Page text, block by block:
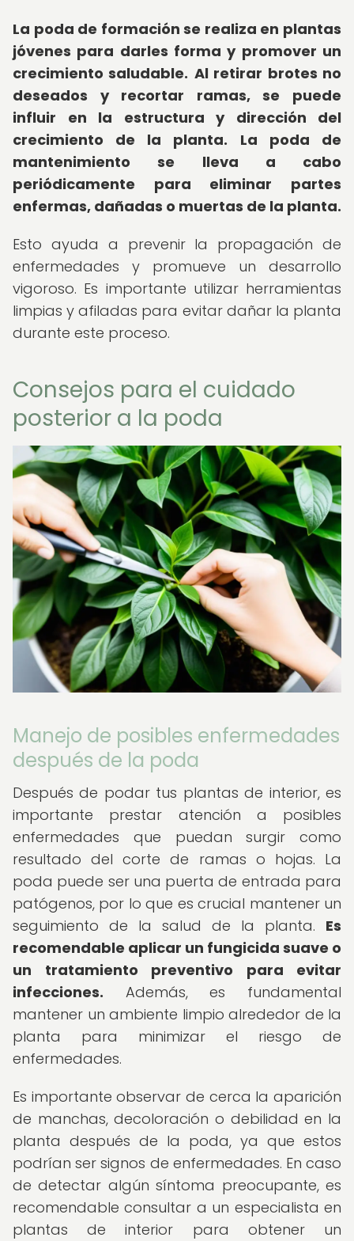
La poda de formación se realiza en plantas
jóvenes para darles forma y promover un
crecimiento saludable. Al retirar brotes no
deseados y recortar ramas, se puede
influir en la estructura y dirección del
crecimiento de la planta.
La poda de
mantenimiento se lleva a cabo
periódicamente para eliminar partes
enfermas, dañadas o muertas de la planta.
Esto ayuda a prevenir la propagación de
enfermedades y promueve un desarrollo
vigoroso. Es importante utilizar herramientas
limpias y afiladas para evitar dañar la planta
durante este proceso.
Consejos para el cuidado
posterior a la poda
Manejo de posibles enfermedades
después de la poda
Después de podar tus plantas de interior, es
importante prestar atención a posibles
enfermedades que puedan surgir como
resultado del corte de ramas o hojas. La
poda puede ser una puerta de entrada para
patógenos, por lo que es crucial mantener un
seguimiento de la salud de la planta. Es
recomendable aplicar un fungicida suave o
un tratamiento preventivo para evitar
infecciones. Además, es fundamental
mantener un ambiente limpio alrededor de la
planta para minimizar el riesgo de
enfermedades.
Es importante observar de cerca la aparición
de manchas, decoloración o debilidad en la
planta después de la poda, ya que estos
podrían ser signos de enfermedades. En caso
de detectar algún síntoma preocupante, es
recomendable consultar a un especialista en
plantas de interior para obtener un